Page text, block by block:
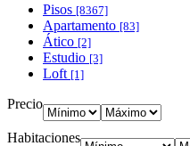
Pisos [8367]
Apartamento [83]
Ático [2]
Estudio [3]
Loft [1]
Precio
Habitaciones